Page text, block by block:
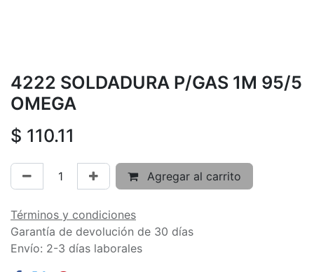
4222 SOLDADURA P/GAS 1M 95/5
OMEGA
$ 110.11
Agregar al carrito
Términos y condiciones
Garantía de devolución de 30 días
Envío: 2-3 días laborales